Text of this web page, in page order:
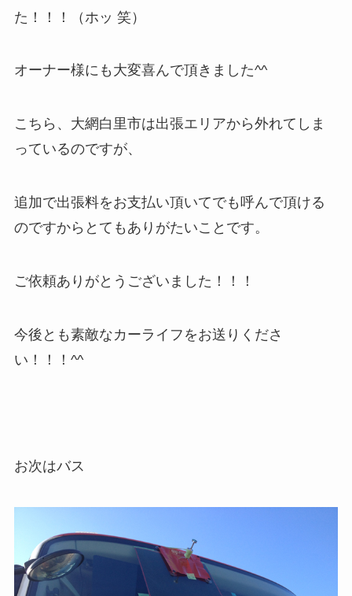
た！！！（ホッ 笑）
オーナー様にも大変喜んで頂きました^^
こちら、大網白里市は出張エリアから外れてしま
っているのですが、
追加で出張料をお支払い頂いてでも呼んで頂ける
のですからとてもありがたいことです。
ご依頼ありがとうございました！！！
今後とも素敵なカーライフをお送りくださ
い！！！^^
お次はバス